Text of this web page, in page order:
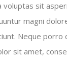
voluptas sit
magni
Neque porro
sit amet,